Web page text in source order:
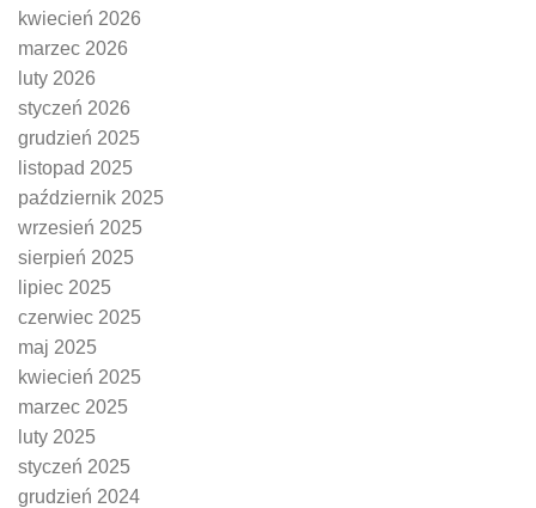
kwiecień 2026
marzec 2026
luty 2026
styczeń 2026
grudzień 2025
listopad 2025
październik 2025
wrzesień 2025
sierpień 2025
lipiec 2025
czerwiec 2025
maj 2025
kwiecień 2025
marzec 2025
luty 2025
styczeń 2025
grudzień 2024